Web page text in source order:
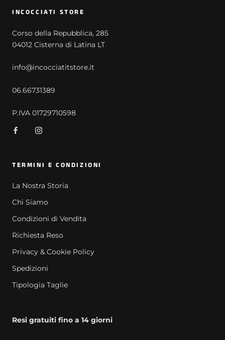
INCOCCIATI STORE
Corso della Repubblica, 285
04012 Cisterna di Latina LT
info@incocciatitstore.it
06.66731389
P.IVA 01729710598
TERMINI E CONDIZIONI
La Nostra Storia
Chi Siamo
Condizioni di Vendita
Richiesta Reso
Privacy & Cookie Policy
Spedizioni
Tipologia Taglie
Resi gratuiti fino a 14 giorni